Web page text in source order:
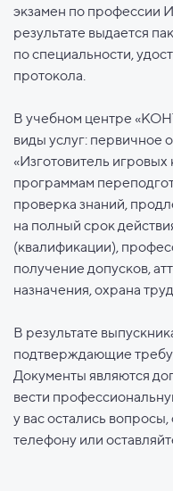
экзамен по профессии
результате выдается
по специальности,
протокола.
В учебном центре
виды услуг: первичное
«Изготовитель
программам
проверка знаний,
на полный срок
(квалификации),
получение допусков,
назначения, охрана
В результате
подтверждающие
Документы являются
вести
у вас остались
телефону или